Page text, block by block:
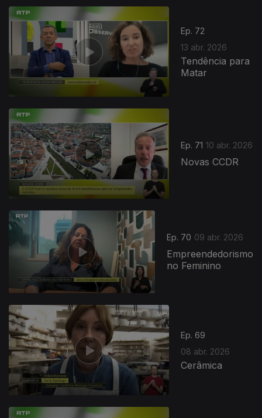
Ep. 72
13 abr. 2026
Tendência para
Matar
Ep. 71 10 abr. 2026
Novas CCDR
Ep. 70 09 abr. 2026
Empreendedorismo
no Feminino
Ep. 69
08 abr. 2026
Cerâmica
920165